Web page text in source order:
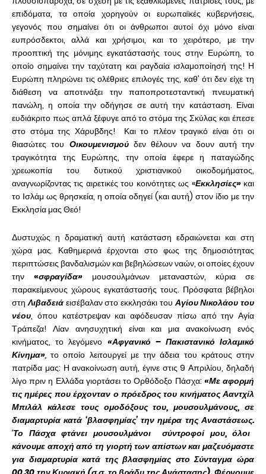
επιδόματα, τα οποία χορηγούν οι ευρωπαϊκές κυβερνήσεις,
γεγονός που σημαίνει ότι οι άνθρωποι αυτοί όχι μόνο είναι
ευπρόσδεκτοι, αλλά και χρήσιμοι, και το χειρότερο, με την
προοπτική της μόνιμης εγκατάστασής τους στην Ευρώπη, το
οποίο σημαίνει την ταχύτατη και ραγδαία ισλαμοποίησή της! Η
Ευρώπη πληρώνει τις ολέθριες επιλογές της, καθ’ ότι δεν είχε τη
διάθεση να αποτινάξει την παποπροτεσταντική πνευματική
πανώλη, η οποία την οδήγησε σε αυτή την κατάσταση. Είναι
ευδιάκριτο πως απλά ξέφυγε από το στόμα της Σκύλας και έπεσε
στο στόμα της Χάρυβδης! Και το πλέον τραγικό είναι ότι οι
θιασώτες του Οικουμενισμού δεν θέλουν να δουν αυτή την
τραγικότητα της Ευρώπης, την οποία έφερε η παταγώδης
χρεωκοπία του δυτικού χριστιανικού οικοδομήματος,
αναγνωρίζοντας τις αιρετικές του κοινότητες ως «Εκκλησίες»και
το Ισλάμ ως θρησκεία, η οποία οδηγεί (και αυτή) στον ίδιο με την
Εκκλησία μας Θεό!
Δυστυχώς η δραματική αυτή κατάσταση εδραιώνεται και στη
χώρα μας. Καθημερινά έρχονται στο φως της δημοσιότητας
περιπτώσεις βανδαλισμών και βεβηλώσεων ναών, οι οποίες έχουν
την «σφραγίδα» μουσουλμάνων μεταναστών, κύρια σε
παρακείμενους χώρους εγκατάστασής τους. Πρόσφατα βέβηλοι
στηΛιβαδειά εισέβαλαν στο εκκλησάκι του Αγίου Νικολάου του
νέου, όπου κατέστρεψαν και αφόδευσαν πίσω από την Αγία
Τράπεζα! Λίαν ανησυχητική είναι και μια ανακοίνωση ενός
κινήματος, το λεγόμενο «Αφγανικό – Πακιστανικό Ισλαμικό
Κίνημα», το οποίο λειτουργεί με την άδεια του κράτους στην
πατρίδα μας: Η ανακοίνωση αυτή, έγινε στις 9 Απριλίου, δηλαδή
λίγο πριν η Ελλάδα γιορτάσει το Ορθόδοξο Πάσχα: «Με αφορμή
τις ημέρες που έρχονταν ο πρόεδρος του κινήματος Ααντχίλ
Μπιλάλ κάλεσε τους ομοδόξους του, μουσουλμάνους, σε
διαμαρτυρία κατά ‘βλασφημίας’ την ημέρα της Αναστάσεως.
‘Το Πάσχα φτάνει μουσουλμάνοι σύντροφοί μου, όλοι
κάνουμε αποχή από τη γιορτή των απίστων και μαζευόμαστε
για διαμαρτυρία κατά της βλασφημίας στο Σύνταγμα ώρα